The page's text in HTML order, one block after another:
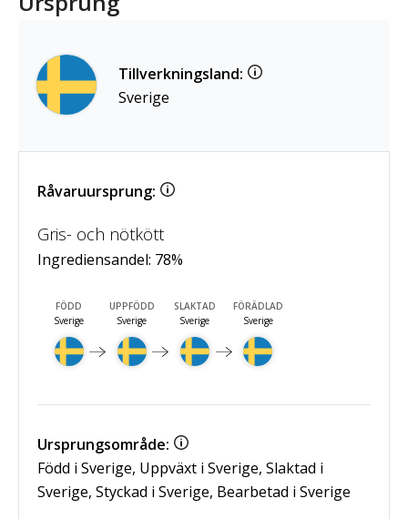
Tillverkningsland:
Sverige
Råvaruursprung:
Gris- och nötkött
Ingrediensandel: 78%
FÖDD
Sverige
UPPFÖDD
Sverige
SLAKTAD
Sverige
FÖRÄDLAD
Sverige
Ursprungsområde:
Född i Sverige, Uppväxt i Sverige, Slaktad i
Sverige, Styckad i Sverige, Bearbetad i Sverige